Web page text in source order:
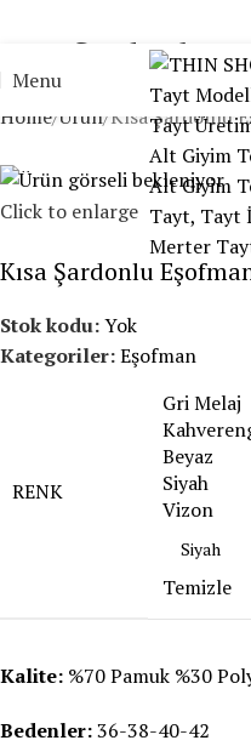
Menu
Kısa Şardonlu
Home Ürün Kısa Şardonlu
Click to enlarge
Kısa Şardonlu
Stok kodu:Yok
Kategoriler:Eşofman
RENK
Gri Melaj
Beyaz
Siyah
Vizon
Temizle
Kalite: %70 Pamuk %30
Bedenler:36-38-40-42